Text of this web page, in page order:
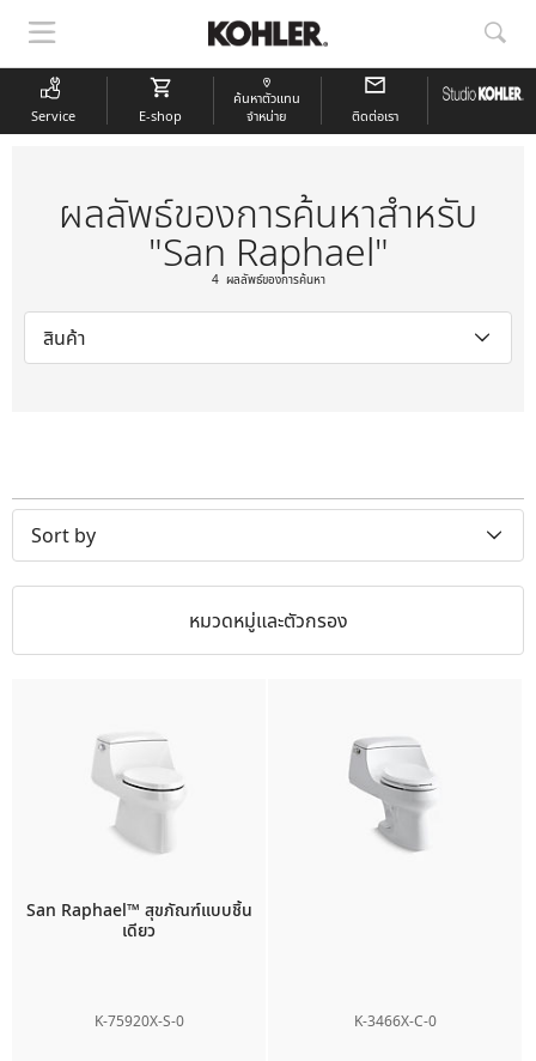
แสดง
การนำ
ทาง
แส
การ
ค้นห
Service E-shop
ค้นหาตัวแทน
จำหน่าย
ติดต่อเรา
ผลลัพธ์ของการค้นหาสำหรับ
"San Raphael"
4 ผลลัพธ์ของการค้นหา
สินค้า
Sort by
หมวดหมู่และตัวกรอง
San Raphael™ สุขภัณฑ์แบบชิ้น
เดียว
K-75920X-S-0 K-3466X-C-0